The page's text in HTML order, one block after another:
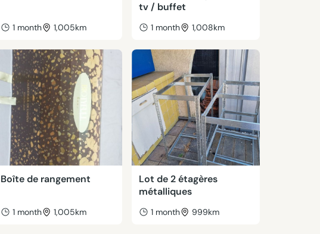
1 month 1,005km
tv / buffet
1 month 1,008km
Boîte de rangement
1 month 1,005km
Lot de 2 étagères
métalliques
1 month 999km